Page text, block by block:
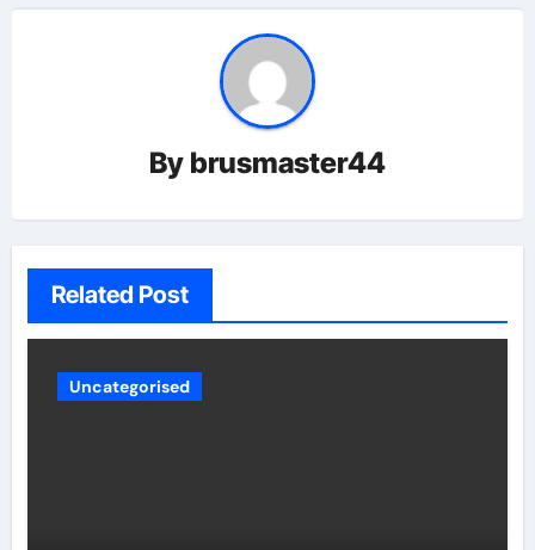
By brusmaster44
Related Post
Uncategorised